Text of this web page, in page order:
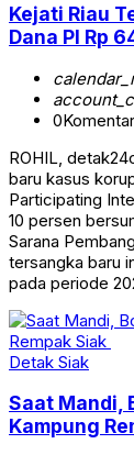
Kejati Riau
Dana PI Rp
0Komentar
ROHIL,
baru kasus
Participating
10 persen
Sarana
tersangka baru
pada periode
Detak Siak
Saat Mandi,
Kampung